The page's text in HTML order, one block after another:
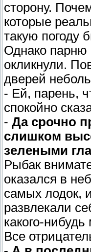
сторону.
которые
такую погоду
Однако парню
окликнули.
дверей
- Ей, парень,
спокойно
- Да срочно
слишком
зелеными
Рыбак
оказался в
самых лодок,
развлекали
какого-
Все